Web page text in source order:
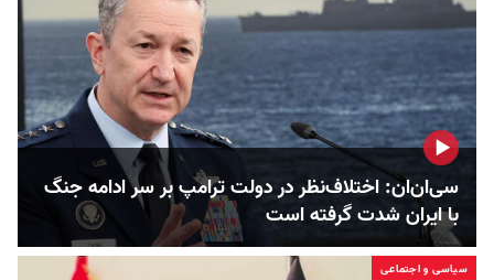
سی‌ان‌ان: اختلاف‌نظر در دولت ترامپ بر سر ادامه جنگ
با ایران شدت گرفته است
سیاسی و اجتماعی